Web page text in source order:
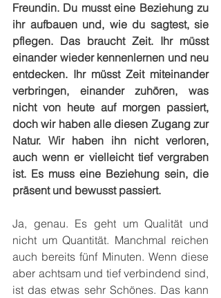
Freundin. Du musst eine Beziehung zu
ihr aufbauen und, wie du sagtest, sie
pflegen. Das braucht Zeit. Ihr müsst
einander wieder kennenlernen und neu
entdecken. Ihr müsst Zeit miteinander
verbringen, einander zuhören, was
nicht von heute auf morgen passiert,
doch wir haben alle diesen Zugang zur
Natur. Wir haben ihn nicht verloren,
auch wenn er vielleicht tief vergraben
ist. Es muss eine Beziehung sein, die
präsent und bewusst passiert.
Ja, genau. Es geht um Qualität und
nicht um Quantität. Manchmal reichen
auch bereits fünf Minuten. Wenn diese
aber achtsam und tief verbindend sind,
ist das etwas sehr Schönes. Das kann